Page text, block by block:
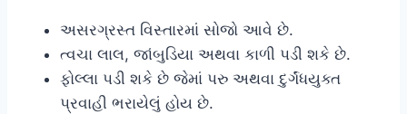
અસરગ્રસ્ત વિસ્તારમાં સોજો આવે છે.
ત્વચા લાલ, જાંબુડિયા અથવા કાળી પડી શકે છે.
ફોલ્લા પડી શકે છે જેમાં પરુ અથવા દુર્ગંધયુક્ત
પ્રવાહી ભરાયેલું હોય છે.